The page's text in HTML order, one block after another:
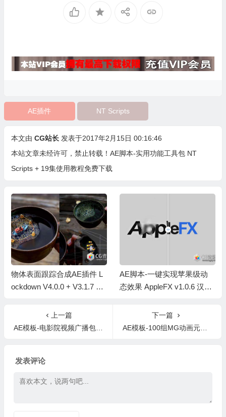
AE插件 NT Scripts
本文由 CG站长 发表于2017年2月15日 00:16:46
本站文章未经许可，禁止转载！ AE脚本-实用功能工具包 NT
Scripts + 19集使用教程免费下载
物体表面跟踪合成AE插件 L
ockdown V4.0.0 + V3.1.7 Wi
AE脚本-一键实现苹果级动
态效果 AppleFX v1.0.6 汉化
上一篇
AE模板-电影院视频广播包胶片屏幕放映视频展示片头 Cinema Movie Broadcast Package
下一篇
AE模板-100组MG动画元素二维手绘卡通火焰能量爆炸烟雾水流图形
发表评论